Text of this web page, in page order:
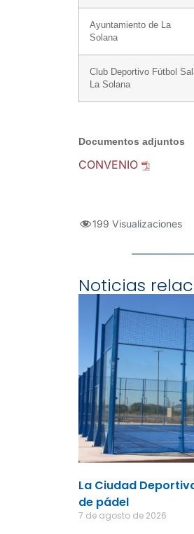
Ayuntamiento de La
Solana
Club Deportivo Fútbol
La Solana
Documentos adjuntos
CONVENIO
199 Visualizaciones
Noticias
La Ciudad
de pádel
7 de agosto de 2026